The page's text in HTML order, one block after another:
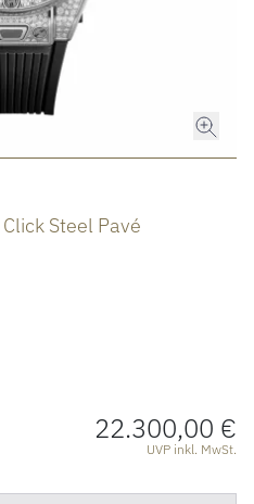
Steel Pavé
22.300,00 €
UVP inkl. MwSt.